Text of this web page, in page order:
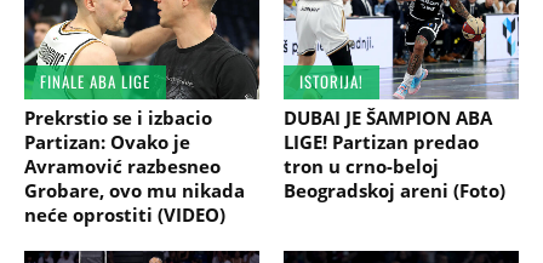
FINALE ABA LIGE
Prekrstio se i izbacio
Partizan: Ovako je
Avramović razbesneo
Grobare, ovo mu nikada
neće oprostiti (VIDEO)
ISTORIJA!
DUBAI JE ŠAMPION ABA
LIGE! Partizan predao
tron u crno-beloj
Beogradskoj areni (Foto)